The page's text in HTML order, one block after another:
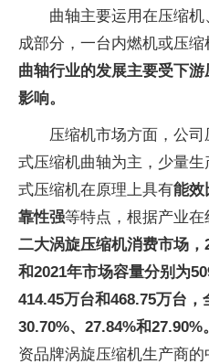
曲轴主要运用在压缩
成部分，一台内燃机或压缩
曲轴行业的发展主要受下
影响。
压缩机市场方面，公
式压缩机曲轴为主，少量
式压缩机在原理上具有能效
靠性强等特点，根据产业在
二大涡旋压缩机消费市场，
和2021年市场容量分别为
414.45万台和468.75万台，
30.70%、27.84%和27.90%。
资品牌涡旋压缩机生产商